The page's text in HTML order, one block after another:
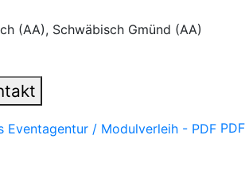
(AA), Schwäbisch Gmünd (AA)
PDF